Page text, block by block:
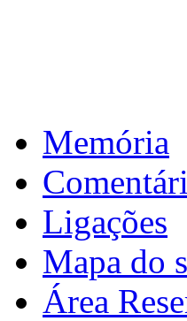
Memória
Ligações
Mapa do
Área